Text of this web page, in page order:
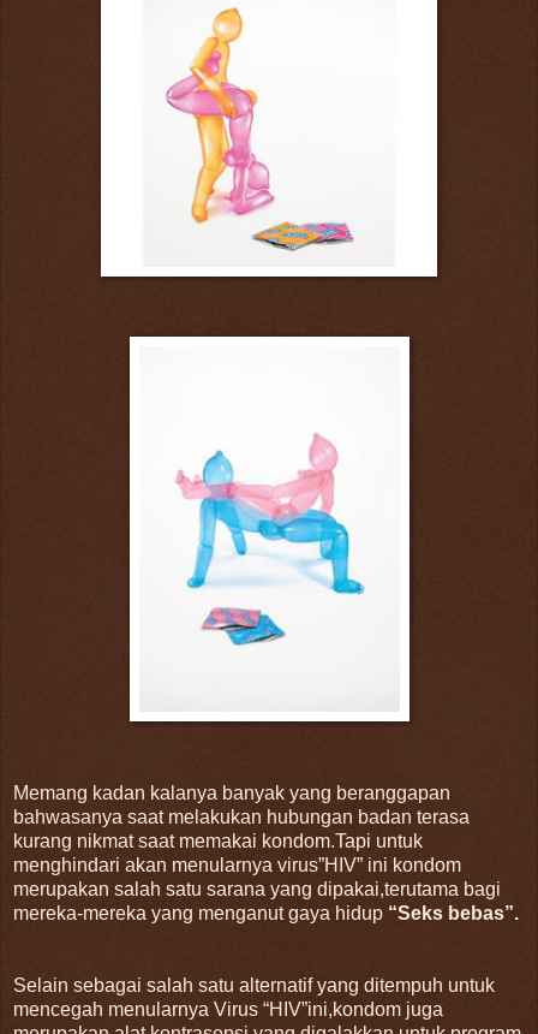
Memang kadan kalanya banyak yang beranggapan
bahwasanya saat melakukan hubungan badan terasa
kurang nikmat saat memakai kondom.Tapi untuk
menghindari akan menularnya virus”HIV” ini kondom
merupakan salah satu sarana yang dipakai,terutama bagi
mereka-mereka yang menganut gaya hidup “Seks bebas”.
Selain sebagai salah satu alternatif yang ditempuh untuk
mencegah menularnya Virus “HIV”ini,kondom juga